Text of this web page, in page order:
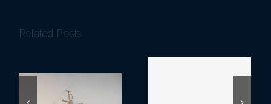
Related Posts